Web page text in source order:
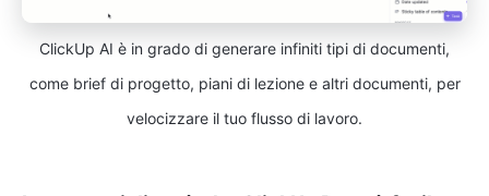
ClickUp AI è in grado di generare infiniti tipi di documenti,
come brief di progetto, piani di lezione e altri documenti, per
velocizzare il tuo flusso di lavoro.